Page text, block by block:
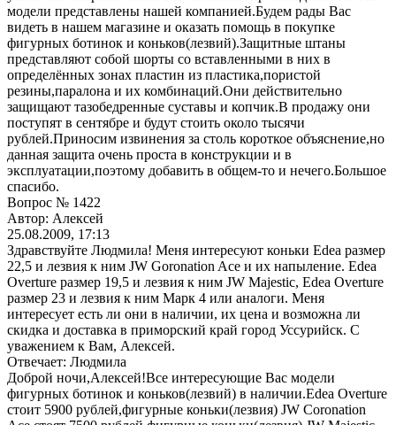
модели представлены нашей компанией.Будем рады Вас
видеть в нашем магазине и оказать помощь в покупке
фигурных ботинок и коньков(лезвий).Защитные штаны
представляют собой шорты со вставленными в них в
определённых зонах пластин из пластика,пористой
резины,паралона и их комбинаций.Они действительно
защищают тазобедренные суставы и копчик.В продажу они
поступят в сентябре и будут стоить около тысячи
рублей.Приносим извинения за столь короткое объяснение,но
данная защита очень проста в конструкции и в
эксплуатации,поэтому добавить в общем-то и нечего.Большое
спасибо.
Вопрос № 1422
Автор: Алексей
25.08.2009, 17:13
Здравствуйте Людмила! Меня интересуют коньки Еdеа размер
22,5 и лезвия к ним JW Goronation Ace и их напыление. Еdea
Overture размер 19,5 и лезвия к ним JW Majestic, Еdеа Overture
размер 23 и лезвия к ним Марк 4 или аналоги. Меня
интересует есть ли они в наличии, их цена и возможна ли
скидка и доставка в приморский край город Уссурийск. С
уважением к Вам, Алексей.
Отвечает: Людмила
Доброй ночи,Алексей!Все интересующие Вас модели
фигурных ботинок и коньков(лезвий) в наличии.Edea Overture
стоит 5900 рублей,фигурные коньки(лезвия) JW Coronation